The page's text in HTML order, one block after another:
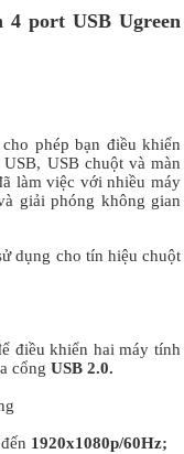
port USB Ugreen
cho phép bạn điều khiển
USB chuột và màn
làm việc với nhiều máy
giải phóng không gian
dụng cho tín hiệu chuột
điều khiển hai máy tính
cổng USB 2.0.
1920x1080p/60Hz;